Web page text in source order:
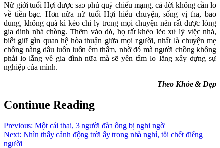
Nữ giới tuổi Hợi được sao phú quý chiếu mạng, cả đời không cần lo
về tiền bạc. Hơn nữa nữ tuổi Hợi hiểu chuyện, sống vị tha, bao
dung, không quá kì kèo chi ly trong mọi chuyện nên rất được lòng
gia đình nhà chồng. Thêm vào đó, họ rất khéo léo xử lý việc nhà,
biết giữ gìn quan hệ hòa thuận giữa mọi người, nhất là chuyện mẹ
chồng nàng dâu luôn luôn êm thấm, nhờ đó mà người chồng không
phải lo lắng về gia đình nữa mà sẽ yên tâm lo lắng xây dựng sự
nghiệp của mình.
Theo Khỏe & Đẹp
Continue Reading
Previous: Một cái thai, 3 người đàn ông bị nghi ngờ
Next: Nhìn thấy cảnh động trời ấy trong nhà nghỉ, tôi chết điếng
người